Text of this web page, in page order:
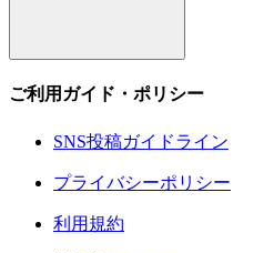
ご利用ガイド・ポリシー
SNS投稿ガイドライン
プライバシーポリシー
利用規約